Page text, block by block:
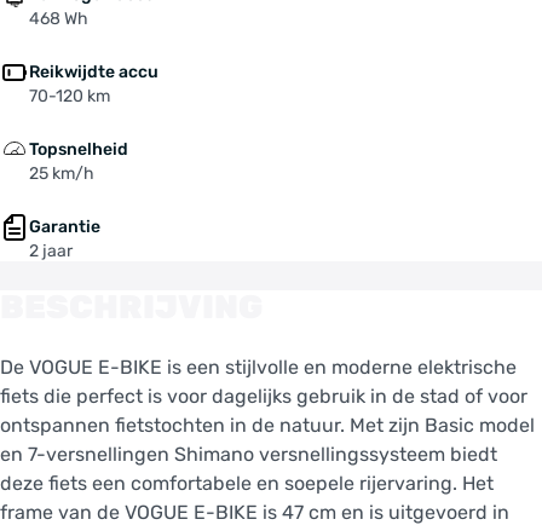
468 Wh
Reikwijdte accu
70-120 km
Topsnelheid
25 km/h
Garantie
2 jaar
De VOGUE E-BIKE is een stijlvolle en moderne elektrische
fiets die perfect is voor dagelijks gebruik in de stad of voor
ontspannen fietstochten in de natuur. Met zijn Basic model
en 7-versnellingen Shimano versnellingssysteem biedt
deze fiets een comfortabele en soepele rijervaring. Het
frame van de VOGUE E-BIKE is 47 cm en is uitgevoerd in